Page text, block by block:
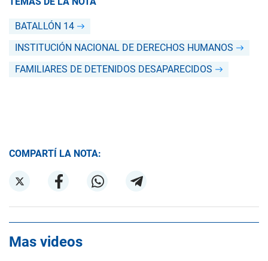
BATALLÓN 14
INSTITUCIÓN NACIONAL DE DERECHOS HUMANOS
FAMILIARES DE DETENIDOS DESAPARECIDOS
COMPARTÍ LA NOTA:
Mas videos